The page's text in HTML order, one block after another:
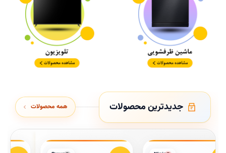
جدیدترین محصولات همه محصولات